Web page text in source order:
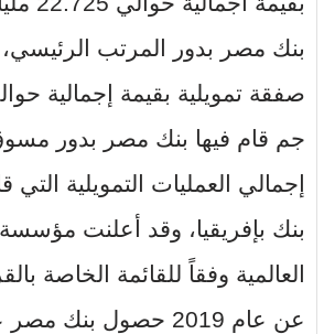
جم قام فيها بنك مصر بدور
بنك بإفريقيا، وقد أعلنت
العالمية وفقاً للقائمة الخاصة
عن عام 2019 حصول بنك